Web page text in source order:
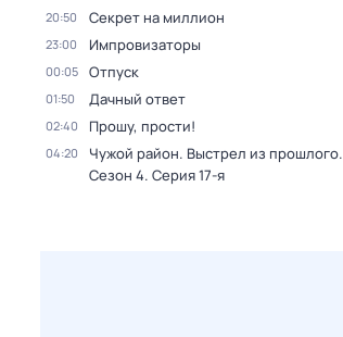
20:50 Секрет на миллион
23:00 Импровизаторы
00:05 Отпуск
01:50 Дачный ответ
02:40 Прошу, прости!
04:20 Чужой район. Выстрел из прошлого.
Сезон 4. Серия 17-я